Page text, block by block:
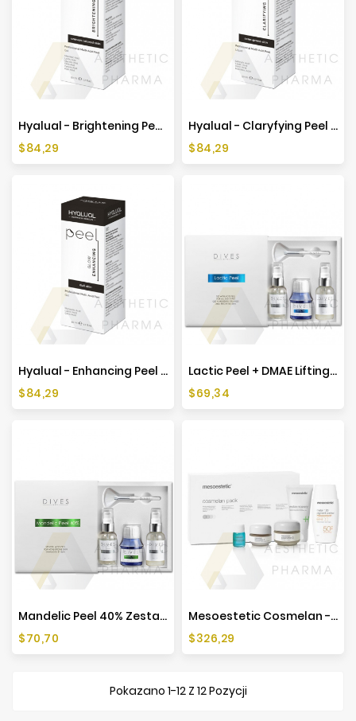
Hyalual - Brightening Peel 50ml
Cena
$84,29
Hyalual - Claryfying Peel 50ml
Cena
$84,29
Hyalual - Enhancing Peel 50ml
Cena
$84,29
Lactic Peel + DMAE Liftingujący Zestaw Peelingujący - 50ml
Cena
$69,34
Mandelic Peel 40% Zestaw Peelingujący - 50ml
Cena
$70,70
Mesoestetic Cosmelan - Zestaw Depigmentacyjny - Nowa Formuła
Cena
$326,29
Pokazano 1-12 Z 12 Pozycji